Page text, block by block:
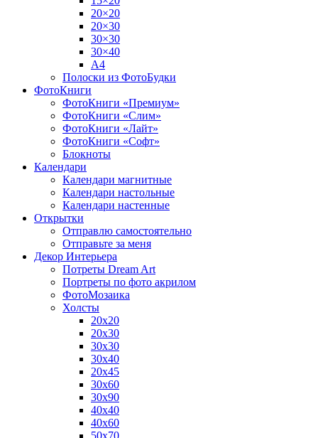
20×20
20×30
30×30
30×40
A4
Полоски из ФотоБудки
ФотоКниги
ФотоКниги «Премиум»
ФотоКниги «Слим»
ФотоКниги «Лайт»
ФотоКниги «Софт»
Блокноты
Календари
Календари магнитные
Календари настольные
Календари настенные
Открытки
Отправлю самостоятельно
Отправьте за меня
Декор Интерьера
Потреты Dream Art
Портреты по фото акрилом
ФотоМозаика
Холсты
20х20
20х30
30х30
30х40
20х45
30х60
30х90
40х40
40х60
50х70